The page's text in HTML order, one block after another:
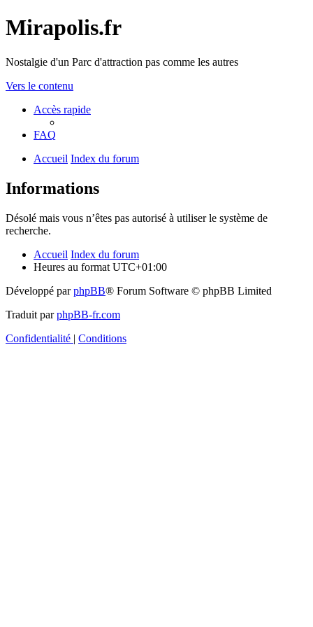
Mirapolis.fr
Nostalgie d'un Parc d'attraction pas comme les autres
Vers le contenu
Accès rapide
FAQ
Accueil Index du forum
Informations
Désolé mais vous n’êtes pas autorisé à utiliser le système de
recherche.
Accueil Index du forum
Heures au format UTC+01:00
Développé parphpBB® Forum Software © phpBB Limited
Traduit parphpBB-fr.com
Confidentialité | Conditions